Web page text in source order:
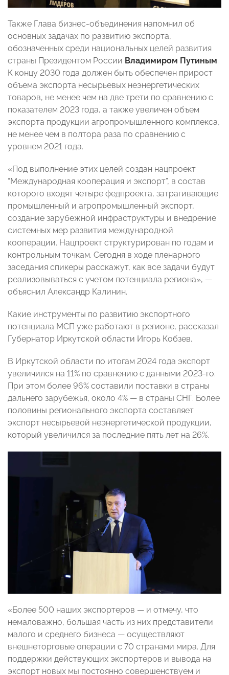
Также Глава бизнес-объединения напомнил об
основных задачах по развитию экспорта,
обозначенных среди национальных целей развития
страны Президентом России Владимиром Путиным.
К концу 2030 года должен быть обеспечен прирост
объема экспорта несырьевых неэнергетических
товаров, не менее чем на две трети по сравнению с
показателем 2023 года, а также увеличен объем
экспорта продукции агропромышленного комплекса,
не менее чем в полтора раза по сравнению с
уровнем 2021 года.
«Под выполнение этих целей создан нацпроект
“Международная кооперация и экспорт”, в состав
которого входят четыре федпроекта, затрагивающие
промышленный и агропромышленный экспорт,
создание зарубежной инфраструктуры и внедрение
системных мер развития международной
кооперации. Нацпроект структурирован по годам и
контрольным точкам. Сегодня в ходе пленарного
заседания спикеры расскажут, как все задачи будут
реализовываться с учетом потенциала региона», —
объяснил Александр Калинин.
Какие инструменты по развитию экспортного
потенциала МСП уже работают в регионе, рассказал
Губернатор Иркутской области Игорь Кобзев.
В Иркутской области по итогам 2024 года экспорт
увеличился на 11% по сравнению с данными 2023-го.
При этом более 96% составили поставки в страны
дальнего зарубежья, около 4% — в страны СНГ. Более
половины регионального экспорта составляет
экспорт несырьевой неэнергетической продукции,
который увеличился за последние пять лет на 26%.
«Более 500 наших экспортеров — и отмечу, что
немаловажно, большая часть из них представители
малого и среднего бизнеса — осуществляют
внешнеторговые операции с 70 странами мира. Для
поддержки действующих экспортеров и вывода на
экспорт новых мы постоянно совершенствуем и